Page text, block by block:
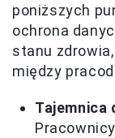
poniższych
ochrona
stanu
między
Tajemnica